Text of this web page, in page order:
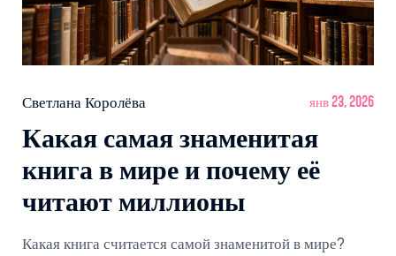
Светлана Королёва янв 23, 2026
Какая самая знаменитая
книга в мире и почему её
читают миллионы
Какая книга считается самой знаменитой в мире?